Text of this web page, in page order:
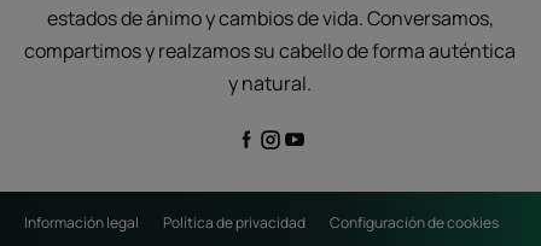
estados de ánimo y cambios de vida. Conversamos,
compartimos y realzamos su cabello de forma auténtica
y natural.
Información legal Política de privacidad
Configuración de cookies